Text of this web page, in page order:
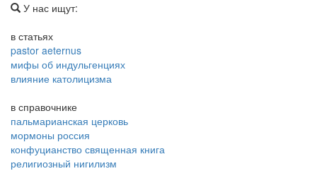
У нас ищут:
в статьях
pastor aeternus
мифы об индульгенциях
влияние католицизма
в справочнике
пальмарианская церковь
мормоны россия
конфуцианство священная книга
религиозный нигилизм